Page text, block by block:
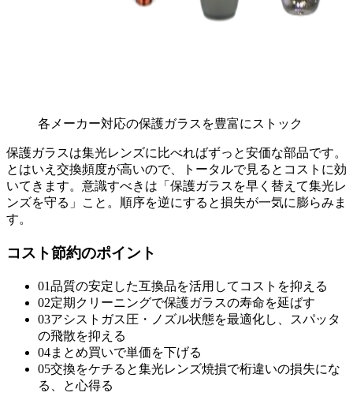
各メーカー対応の保護ガラスを豊富にストック
保護ガラスは集光レンズに比べればずっと安価な部品です。
とはいえ交換頻度が高いので、トータルで見るとコストに効
いてきます。意識すべきは「保護ガラスを早く替えて集光レ
ンズを守る」こと。順序を逆にすると損失が一気に膨らみま
す。
コスト節約のポイント
01品質の安定した互換品を活用してコストを抑える
02定期クリーニングで保護ガラスの寿命を延ばす
03アシストガス圧・ノズル状態を最適化し、スパッタ
の飛散を抑える
04まとめ買いで単価を下げる
05交換をケチると集光レンズ焼損で桁違いの損失にな
る、と心得る